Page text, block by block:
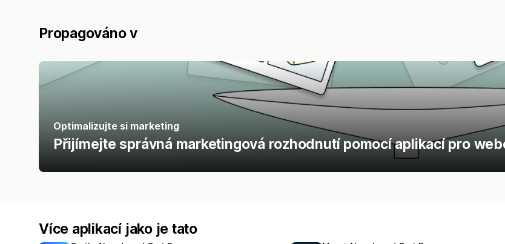
Propagováno v
Optimalizujte si marketing
Přijímejte správná marketingová rozhodnutí pomocí aplikací pro
Více aplikací jako je tato